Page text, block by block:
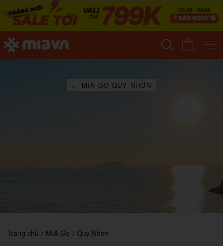
← MIA GO QUY NHƠN
Trang chủ / MIA Go / Quy Nhơn